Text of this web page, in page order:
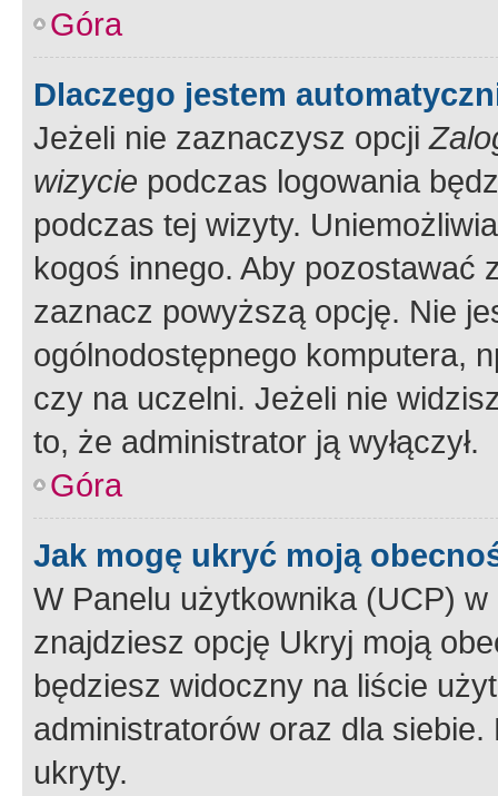
Góra
Dlaczego jestem
Jeżeli nie zaznaczysz opcji
wizycie podczas logowania
podczas tej wizyty.
kogoś innego. Aby pozostawać
zaznacz powyższą opcję. Nie
ogólnodostępnego komputera,
czy na uczelni. Jeżeli nie
to, że administrator ją wyłączył.
Góra
Jak mogę ukryć moją
W Panelu użytkownika (UCP) w
znajdziesz opcję Ukryj moją
będziesz widoczny na liście
administratorów oraz dla
ukryty.